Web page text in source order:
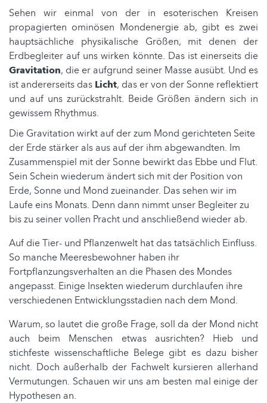
Sehen wir einmal von der in esoterischen Kreisen
propagierten ominösen Mondenergie ab, gibt es zwei
hauptsächliche physikalische Größen, mit denen der
Erdbegleiter auf uns wirken könnte. Das ist einerseits die
Gravitation, die er aufgrund seiner Masse ausübt. Und es
ist andererseits das Licht, das er von der Sonne reflektiert
und auf uns zurückstrahlt. Beide Größen ändern sich in
gewissem Rhythmus.
Die Gravitation wirkt auf der zum Mond gerichteten Seite
der Erde stärker als aus auf der ihm abgewandten. Im
Zusammenspiel mit der Sonne bewirkt das Ebbe und Flut.
Sein Schein wiederum ändert sich mit der Position von
Erde, Sonne und Mond zueinander. Das sehen wir im
Laufe eins Monats. Denn dann nimmt unser Begleiter zu
bis zu seiner vollen Pracht und anschließend wieder ab.
Auf die Tier- und Pflanzenwelt hat das tatsächlich Einfluss.
So manche Meeresbewohner haben ihr
Fortpflanzungsverhalten an die Phasen des Mondes
angepasst. Einige Insekten wiederum durchlaufen ihre
verschiedenen Entwicklungsstadien nach dem Mond.
Warum, so lautet die große Frage, soll da der Mond nicht
auch beim Menschen etwas ausrichten? Hieb und
stichfeste wissenschaftliche Belege gibt es dazu bisher
nicht. Doch außerhalb der Fachwelt kursieren allerhand
Vermutungen. Schauen wir uns am besten mal einige der
Hypothesen an.